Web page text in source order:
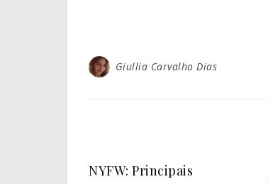
Giullia Carvalho Dias
NYFW: Principais